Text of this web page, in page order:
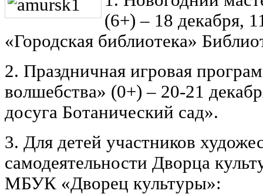
(6+) – 18 декабря,
«Городская библиотека»
2. Праздничная игровая
волшебства» (0+) – 20-21
досуга Ботанический сад».
3. Для детей участников
самодеятельности Дворца
МБУК «Дворец культуры»: